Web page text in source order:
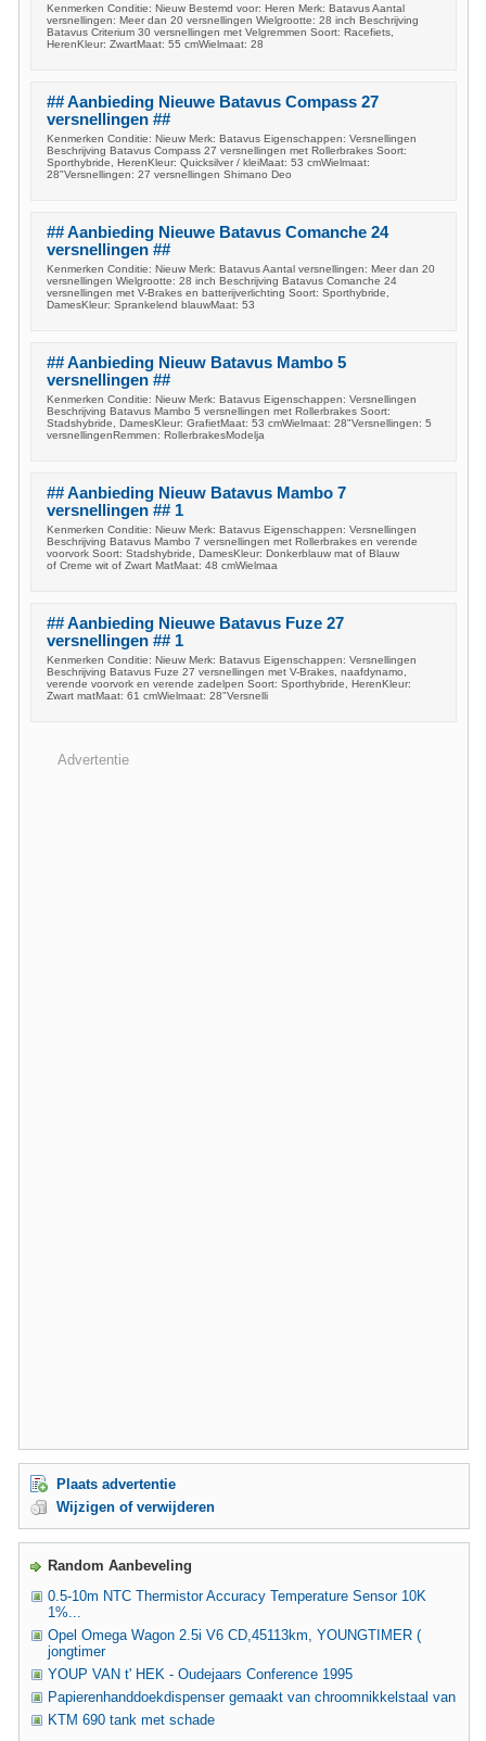
Kenmerken Conditie: Nieuw Bestemd voor: Heren Merk: Batavus Aantal
versnellingen: Meer dan 20 versnellingen Wielgrootte: 28 inch Beschrijving
Batavus Criterium 30 versnellingen met Velgremmen Soort: Racefiets,
HerenKleur: ZwartMaat: 55 cmWielmaat: 28
## Aanbieding Nieuwe Batavus Compass 27
versnellingen ##
Kenmerken Conditie: Nieuw Merk: Batavus Eigenschappen: Versnellingen
Beschrijving Batavus Compass 27 versnellingen met Rollerbrakes Soort:
Sporthybride, HerenKleur: Quicksilver / kleiMaat: 53 cmWielmaat:
28"Versnellingen: 27 versnellingen Shimano Deo
## Aanbieding Nieuwe Batavus Comanche 24
versnellingen ##
Kenmerken Conditie: Nieuw Merk: Batavus Aantal versnellingen: Meer dan 20
versnellingen Wielgrootte: 28 inch Beschrijving Batavus Comanche 24
versnellingen met V-Brakes en batterijverlichting Soort: Sporthybride,
DamesKleur: Sprankelend blauwMaat: 53
## Aanbieding Nieuw Batavus Mambo 5
versnellingen ##
Kenmerken Conditie: Nieuw Merk: Batavus Eigenschappen: Versnellingen
Beschrijving Batavus Mambo 5 versnellingen met Rollerbrakes Soort:
Stadshybride, DamesKleur: GrafietMaat: 53 cmWielmaat: 28"Versnellingen: 5
versnellingenRemmen: RollerbrakesModelja
## Aanbieding Nieuw Batavus Mambo 7
versnellingen ## 1
Kenmerken Conditie: Nieuw Merk: Batavus Eigenschappen: Versnellingen
Beschrijving Batavus Mambo 7 versnellingen met Rollerbrakes en verende
voorvork Soort: Stadshybride, DamesKleur: Donkerblauw mat of Blauw
of Creme wit of Zwart MatMaat: 48 cmWielmaa
## Aanbieding Nieuwe Batavus Fuze 27
versnellingen ## 1
Kenmerken Conditie: Nieuw Merk: Batavus Eigenschappen: Versnellingen
Beschrijving Batavus Fuze 27 versnellingen met V-Brakes, naafdynamo,
verende voorvork en verende zadelpen Soort: Sporthybride, HerenKleur:
Zwart matMaat: 61 cmWielmaat: 28"Versnelli
Advertentie
Plaats advertentie
Wijzigen of verwijderen
Random Aanbeveling
0.5-10m NTC Thermistor Accuracy Temperature Sensor 10K
1%...
Opel Omega Wagon 2.5i V6 CD,45113km, YOUNGTIMER (
jongtimer
YOUP VAN t' HEK - Oudejaars Conference 1995
Papierenhanddoekdispenser gemaakt van chroomnikkelstaal van
KTM 690 tank met schade